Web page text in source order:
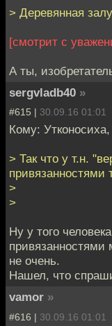
> Деревянная
[смотрит с
А ты,
sergvladb40 »
#615 | 30.09.16 01:01
Кому: Утконосиха,
> Так что у т.н.
привязанностями
>
>
Ну у того
привязанностями
не очень.
Нашел, что
vamor »
#616 | 30.09.16 01:01